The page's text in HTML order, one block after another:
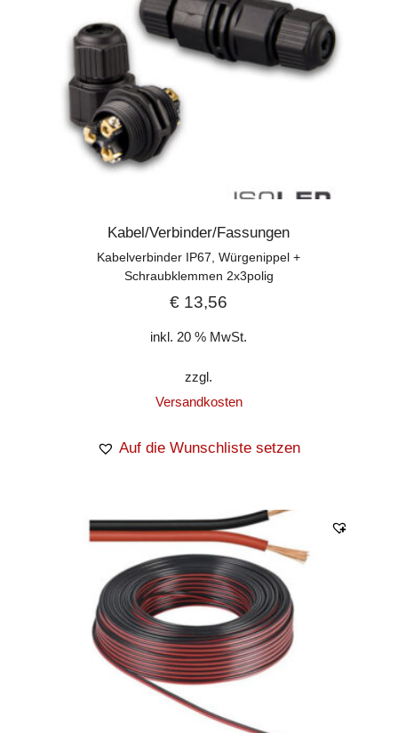
Kabel/Verbinder/Fassungen
Kabelverbinder IP67, Würgenippel +
Schraubklemmen 2x3polig
€ 13,56
inkl. 20 % MwSt.
zzgl.
Versandkosten
Auf die Wunschliste setzen